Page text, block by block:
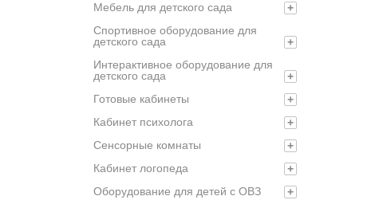
Мебель для детского сада
+
Спортивное оборудование для
детского сада
+
Интерактивное оборудование для
детского сада
+
Готовые кабинеты
+
Кабинет психолога
+
Сенсорные комнаты
+
Кабинет логопеда
+
Оборудование для детей с ОВЗ
+